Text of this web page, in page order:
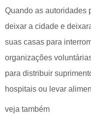
Quando as autoridades
deixar a cidade e
suas casas para
organizações
para distribuir
hospitais ou levar
veja também